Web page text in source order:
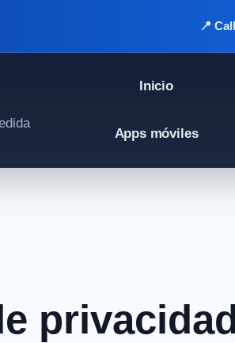
📍
Inicio
Apps móviles